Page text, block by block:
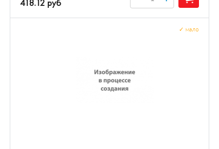
418.12 руб
мало